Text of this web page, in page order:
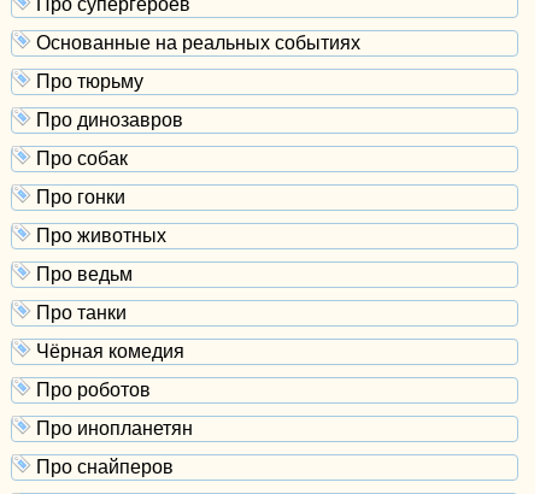
Про супергероев
Основанные на реальных событиях
Про тюрьму
Про динозавров
Про собак
Про гонки
Про животных
Про ведьм
Про танки
Чёрная комедия
Про роботов
Про инопланетян
Про снайперов